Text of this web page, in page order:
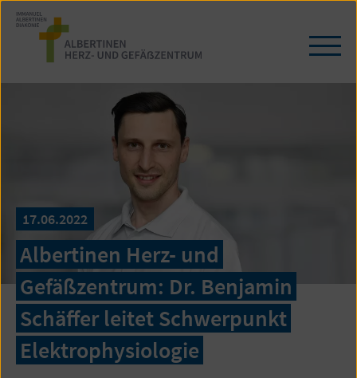
Zum
Seiteninhalt
springen
17.06.2022
Albertinen Herz- und
Gefäßzentrum: Dr. Benjamin
Schäffer leitet Schwerpunkt
Elektrophysiologie